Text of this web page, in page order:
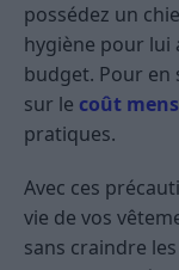
possédez un
hygiène pour lui
budget. Pour en
sur le coût
pratiques.
Avec ces
vie de vos
sans craindre